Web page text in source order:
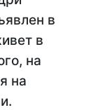
в
в
на
на